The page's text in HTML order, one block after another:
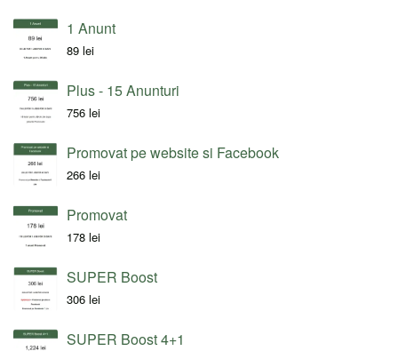
1 Anunt
89 lei
Plus - 15 Anunturi
756 lei
Promovat pe website si Facebook
266 lei
Promovat
178 lei
SUPER Boost
306 lei
SUPER Boost 4+1